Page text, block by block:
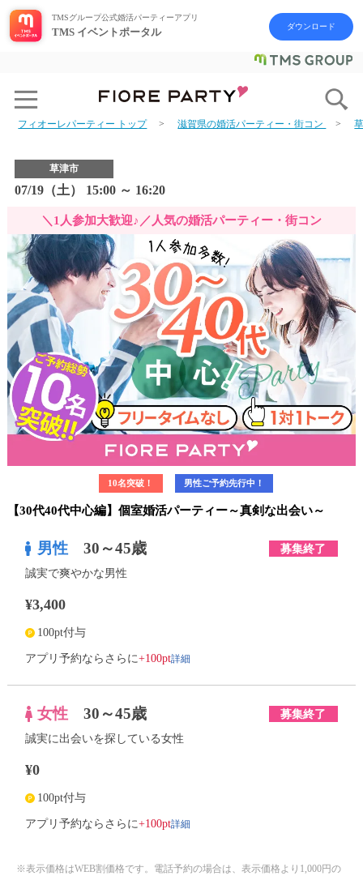
TMSグループ公式婚活パーティーアプリ
TMS イベントポータル ダウンロード
フィオーレパーティー トップ 滋賀県の婚活パーティー・街コン
草津市
07/19（土） 15:00 ～ 16:20
＼1人参加大歓迎♪／人気の婚活パーティー・街コン
10名突破！ 男性ご予約先行中！
【30代40代中心編】個室婚活パーティー～真剣な出会い～
男性 30～45歳 募集終了
誠実で爽やかな男性
¥3,400
100pt付与
アプリ予約ならさらに+100pt詳細
女性 30～45歳 募集終了
誠実に出会いを探している女性
¥0
100pt付与
アプリ予約ならさらに+100pt詳細
※表示価格はWEB割価格です。電話予約の場合は、表示価格より1,000円の